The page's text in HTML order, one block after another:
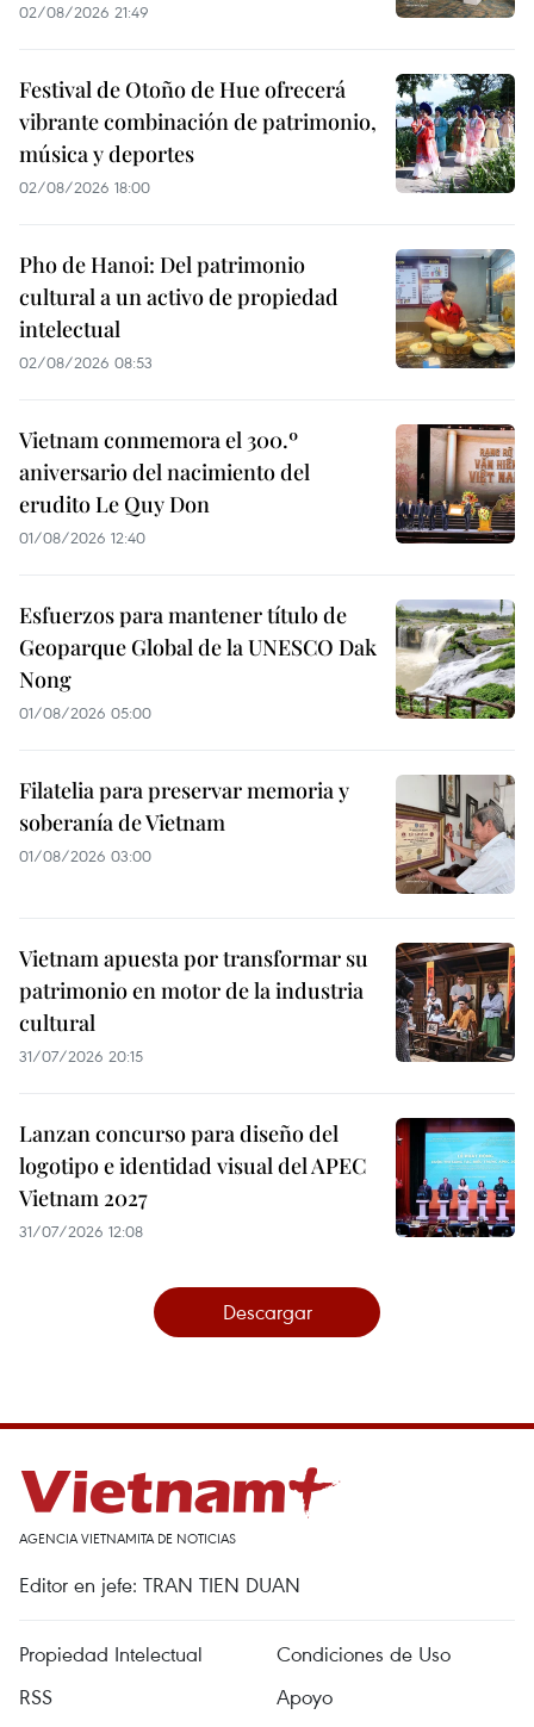
02/08/2026 21:49
Festival de Otoño de Hue ofrecerá
vibrante combinación de patrimonio,
música y deportes
02/08/2026 18:00
Pho de Hanoi: Del patrimonio
cultural a un activo de propiedad
intelectual
02/08/2026 08:53
Vietnam conmemora el 300.º
aniversario del nacimiento del
erudito Le Quy Don
01/08/2026 12:40
Esfuerzos para mantener título de
Geoparque Global de la UNESCO Dak
Nong
01/08/2026 05:00
Filatelia para preservar memoria y
soberanía de Vietnam
01/08/2026 03:00
Vietnam apuesta por transformar su
patrimonio en motor de la industria
cultural
31/07/2026 20:15
Lanzan concurso para diseño del
logotipo e identidad visual del APEC
Vietnam 2027
31/07/2026 12:08
Descargar
AGENCIA VIETNAMITA DE NOTICIAS
Editor en jefe: TRAN TIEN DUAN
Propiedad Intelectual
Condiciones de Uso
RSS
Apoyo